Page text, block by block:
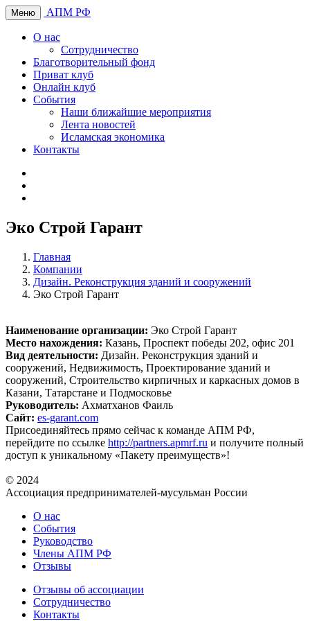
Меню АПМ РФ
О нас
Сотрудничество
Благотворительный фонд
Приват клуб
Онлайн клуб
События
Наши ближайшие мероприятия
Лента новостей
Исламская экономика
Контакты
Эко Строй Гарант
Главная
Компании
Дизайн. Реконструкция зданий и сооружений
Эко Строй Гарант
Наименование организации: Эко Строй Гарант
Место нахождения: Казань, Проспект победы 202, офис 201
Вид деятельности: Дизайн. Реконструкция зданий и
сооружений, Недвижимость, Проектирование зданий и
сооружений, Строительство кирпичных и каркасных домов в
Казани, Татарстане и Подмосковье
Руководитель: Ахматханов Фаиль
Сайт: es-garant.com
Присоединяйтесь прямо сейчас к команде АПМ РФ,
перейдите по ссылке http://partners.apmrf.ru и получите полный
доступ к уникальному «Пакету преимуществ»!
© 2024
Ассоциация предпринимателей-мусульман России
О нас
События
Руководство
Члены АПМ РФ
Отзывы
Отзывы об ассоциации
Сотрудничество
Контакты